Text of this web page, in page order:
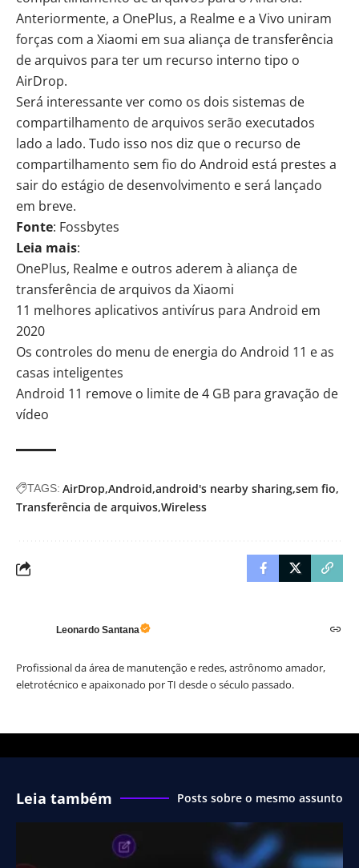
Anteriormente, a OnePlus, a Realme e a Vivo uniram
forças com a Xiaomi em sua aliança de transferência
de arquivos para ter um recurso interno tipo o
AirDrop.
Será interessante ver como os dois sistemas de
compartilhamento de arquivos serão executados
lado a lado. Tudo isso nos diz que o recurso de
compartilhamento sem fio do Android está prestes a
sair do estágio de desenvolvimento e será lançado
em breve.
Fonte: Fossbytes
Leia mais:
OnePlus, Realme e outros aderem à aliança de
transferência de arquivos da Xiaomi
11 melhores aplicativos antivírus para Android em
2020
Os controles do menu de energia do Android 11 e as
casas inteligentes
Android 11 remove o limite de 4 GB para gravação de
vídeo
TAGS: AirDrop Android android's nearby sharing sem fio
Transferência de arquivos Wireless
Leonardo Santana
Profissional da área de manutenção e redes, astrônomo amador,
eletrotécnico e apaixonado por TI desde o século passado.
Leia também Posts sobre o mesmo assunto